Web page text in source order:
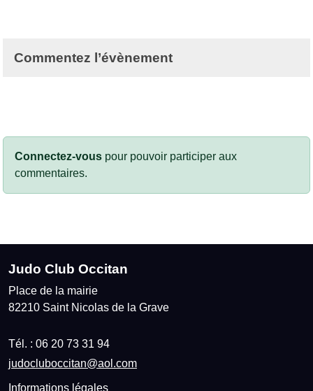
Commentez l’évènement
Connectez-vous pour pouvoir participer aux
commentaires.
Judo Club Occitan
Place de la mairie
82210 Saint Nicolas de la Grave
Tél. : 06 20 73 31 94
judocluboccitan@aol.com
Informations légales